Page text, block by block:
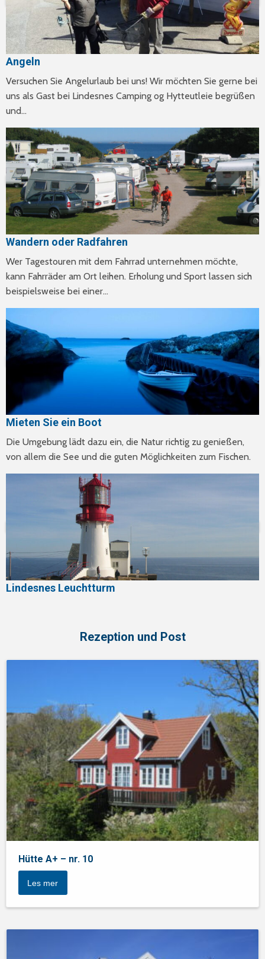
Angeln
Versuchen Sie Angelurlaub bei uns! Wir möchten Sie gerne bei
uns als Gast bei Lindesnes Camping og Hytteutleie begrüßen
und…
Wandern oder Radfahren
Wer Tagestouren mit dem Fahrrad unternehmen möchte,
kann Fahrräder am Ort leihen. Erholung und Sport lassen sich
beispielsweise bei einer…
Mieten Sie ein Boot
Die Umgebung lädt dazu ein, die Natur richtig zu genießen,
von allem die See und die guten Möglichkeiten zum Fischen.
Lindesnes Leuchtturm
Rezeption und Post
Hütte A+ – nr. 10
Les mer